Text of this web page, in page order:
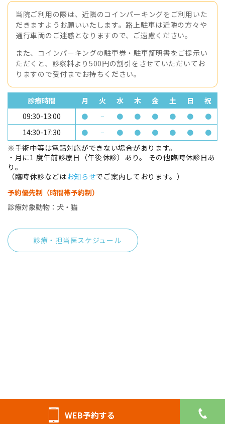
当院ご利用の際は、近隣のコインパーキングをご利用いた
だきますようお願いいたします。路上駐車は近隣の方々や
通行車両のご迷惑となりますので、ご遠慮ください。
また、コインパーキングの駐車券・駐車証明書をご提示い
ただくと、診察料より500円の割引をさせていただいてお
りますので受付までお持ちください。
診療時間 月 火 水 木 金 土 日
祝
09:30-13:00
● − ● ● ● ● ● ●
14:30-17:30 ● − ● ● ● ● ● ●
※手術中等は電話対応ができない場合があります。
・月に1 度午前診療日（午後休診）あり。 その他臨時休診日あ
り。
（臨時休診などはお知らせでご案内しております。）
予約優先制（時間帯予約制）
診療対象動物：犬・猫
診療・担当医スケジュール
WEB予約する